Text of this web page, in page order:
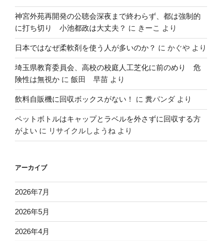
神宮外苑再開発の公聴会深夜まで終わらず、都は強制的
に打ち切り 小池都政は大丈夫？ に きーこ より
日本ではなぜ柔軟剤を使う人が多いのか？ に かぐや より
埼玉県教育委員会、高校の校庭人工芝化に前のめり 危
険性は無視か に 飯田 早苗 より
飲料自販機に回収ボックスがない！ に 糞パンダ より
ペットボトルはキャップとラベルを外さずに回収する方
がよい に リサイクルしようね より
アーカイブ
2026年7月
2026年5月
2026年4月